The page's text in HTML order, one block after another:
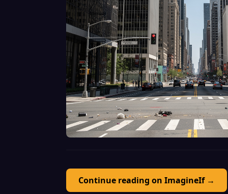
Continue reading on ImagineIf →